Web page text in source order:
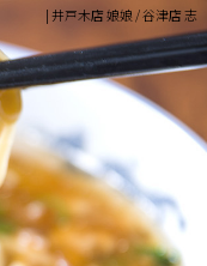
| 井戸木店 娘娘 / 谷津店 志